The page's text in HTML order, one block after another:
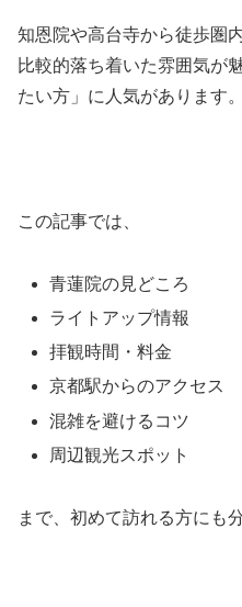
知恩院や高台寺から徒歩圏
比較的落ち着いた雰囲気が
たい方」に人気があります。
この記事では、
青蓮院の見どころ
ライトアップ情報
拝観時間・料金
京都駅からのアクセス
混雑を避けるコツ
周辺観光スポット
まで、初めて訪れる方にも